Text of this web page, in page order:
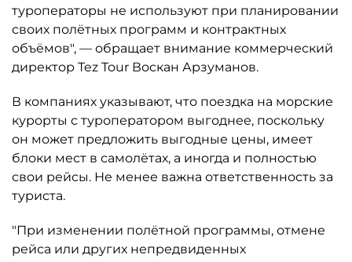
туроператоры не используют при планировании
своих полётных программ и контрактных
объёмов", — обращает внимание коммерческий
директор Tez Tour Воскан Арзуманов.
В компаниях указывают, что поездка на морские
курорты с туроператором выгоднее, поскольку
он может предложить выгодные цены, имеет
блоки мест в самолётах, а иногда и полностью
свои рейсы. Не менее важна ответственность за
туриста.
"При изменении полётной программы, отмене
рейса или других непредвиденных